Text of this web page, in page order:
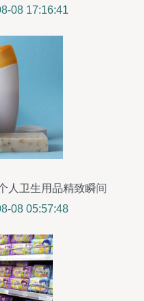
08 17:16:41
人卫生用品精致瞬间
08 05:57:48